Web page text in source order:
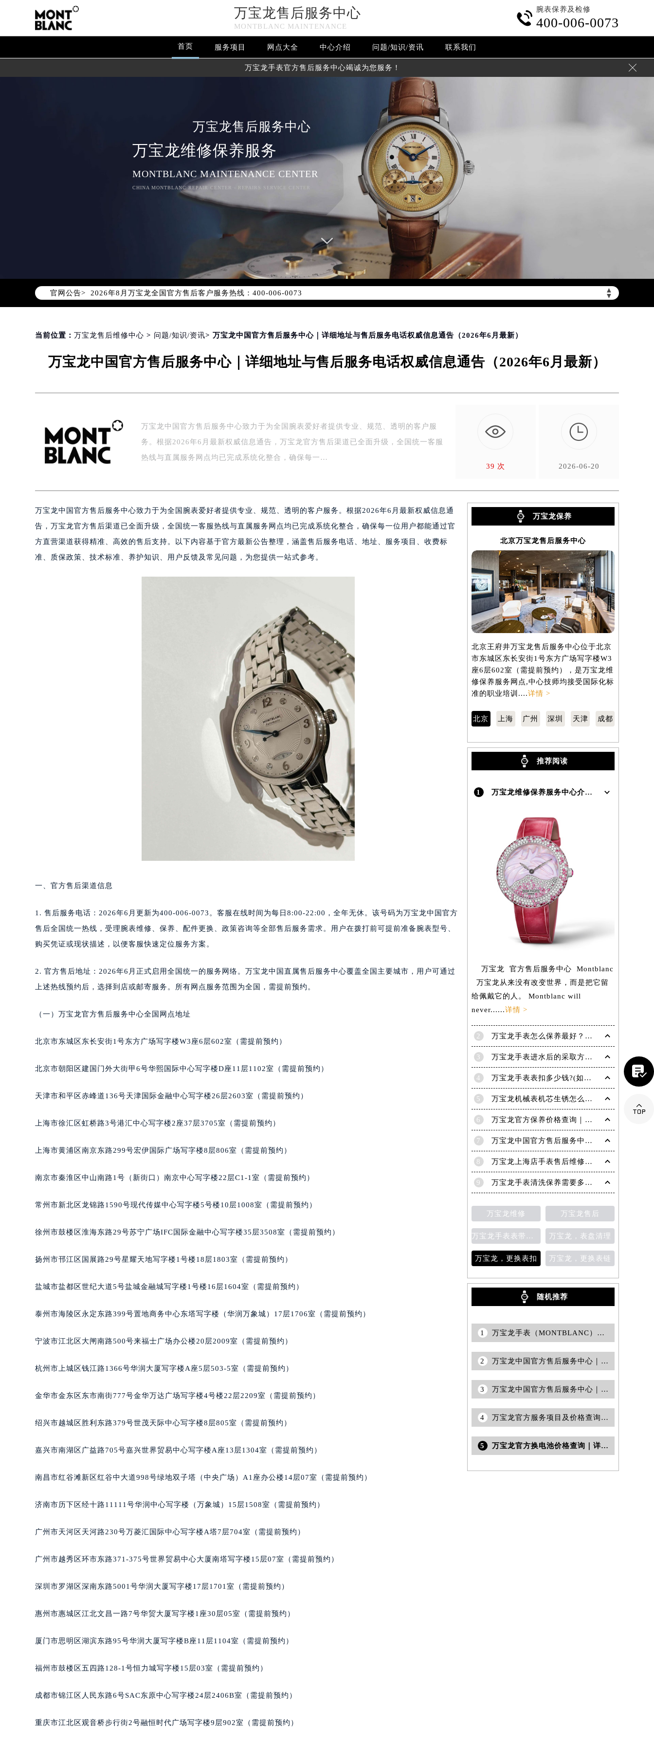
万宝龙售后服务中心
MONTBLANC MAINTENANCE

腕表保养及检修
400-006-0073
首页 服务项目 网点大全 中心介绍 问题/知识/资讯 联系我们
万宝龙手表官方售后服务中心竭诚为您服务！ 
万宝龙售后服务中心
万宝龙维修保养服务
MONTBLANC MAINTENANCE CENTER
CHINA MONTBLANC REPAIR CENTER - REPAIRS SERVICE CENTER
官网公告> ▲
▼
2026年8月万宝龙中国区售后服务网络优化升级公告
2026年8月万宝龙全国官方售后客户服务热线：400-006-0073
万宝龙官方全国统一服务热线400-006-0073，服务覆盖中国大陆、香港、澳门、台湾全部区域（非大陆需加拨“+86”）
2026年8月万宝龙售后服务中心最新网点地址：
北京市东城区东长安街1号东方广场写字楼W3座6层602室（需提前预约）
上海市徐汇区虹桥路3号港汇中心写字楼2座37层3705室（需提前预约）
扬州市邗江区国展路29号星耀天地写字楼1号楼18层1803室（需提前预约）
盐城市盐都区世纪大道5号盐城金融城写字楼1号楼16层1604室（需提前预约）
泰州市海陵区永定东路399号置地商务中心东塔写字楼（华润万象城）17层1706室（需提前预约）
绍兴市越城区胜利东路379号世茂天际中心写字楼8层805室（需提前预约）
嘉兴市南湖区广益路705号嘉兴世界贸易中心写字楼A座13层1304室（需提前预约）
南昌市红谷滩新区红谷中大道998号绿地双子塔（中央广场）A1座办公楼14层07室（需提前预约）
济南市历下区经十路11111号华润中心写字楼（万象城）15层1508室（需提前预约）
广州市越秀区环市东路371-375号世界贸易中心大厦南塔写字楼15层07室（需提前预约）
惠州市惠城区江北文昌一路7号华贸大厦写字楼1座30层05室（需提前预约）
厦门市思明区湖滨东路95号华润大厦写字楼B座11层1104室（需提前预约）
福州市鼓楼区五四路128-1号恒力城写字楼15层03室（需提前预约）
成都市锦江区人民东路6号SAC东原中心写字楼24层2406B室（需提前预约）
重庆市江北区观音桥步行街2号融恒时代广场写字楼9层902室（需提前预约）
长沙市芙蓉区定王台街道建湘路393号世茂环球金融中心写字楼（芙蓉广场）10层13室（需提前预约）
郑州市二七区铭功路10号华润大厦写字楼29层2905室（需提前预约）
太原市迎泽区解放路15号亨得利名表服务中心（品牌授权店）3层整层（需提前预约）
沈阳市沈河区中街路137号亨得利名表服务中心（品牌授权店）1层整层（需提前预约）
沈阳市沈河区中街路83号亨得利名表服务中心（品牌授权店）1层整层（需提前预约）
乌鲁木齐市天山区红山路26号时代广场（CCMALL）C座17层17-B（需提前预约）
温州市鹿城区锦绣路1067号置信广场10层1015室（需提前预约）
哈尔滨市道里区友谊西路600号富力中心T2座写字楼29层03室（需提前预约）
大连市中山区人民路15号国际金融大厦7层G室（需提前预约）
佛山市禅城区季华五路57号万科金融中心C座12层1205室（需提前预约）
东莞市东城街道鸿福东路1号民盈国贸中心T1写字楼9层907室（需提前预约）
无锡市梁溪区人民中路139号恒隆广场写字楼1座11层1104室（需提前预约）
南通市崇川区工农路57号圆融广场写字楼16层1603室（需提前预约）
苏州市苏州工业园区星港街199号苏州中心办公楼C座22层08室（需提前预约）
烟台市芝罘区胜利路139号万达金融中心A座907室（需提前预约）
长春市朝阳区西安大路727号中银大厦A座(旺进大厦)18层09室（需提前预约）
昆明市盘龙区北京路928号同德昆明广场写字楼10层06室（需提前预约）
石家庄市长安区中山东路39号勒泰中心写字楼B座13层07室（需提前预约）
海口市龙华区金贸东路5号海口华润大厦B座17层1707室（需提前预约）
台州市椒江区东海大道1800号腾达中心东1幢20楼2002室（需提前预约）
甘肃省兰州市七里河区西津西路16号兰州中心写字楼21层2102室（需提前预约）
黑龙江省大庆市萨尔图区会战大街万宝龙售后服务中心（需提前预约）
黑龙江省黑河市爱辉区中央街万宝龙售后服务中心（需提前预约）
黑龙江省佳木斯市向阳区长安路万宝龙售后服务中心（需提前预约）
黑龙江省七台河市桃山区大同街万宝龙售后服务中心（需提前预约）
黑龙江省双鸭山市尖山区新兴大街万宝龙售后服务中心（需提前预约）
黑龙江省伊春市伊美区通河路万宝龙售后服务中心（需提前预约）
吉林省白山市浑江区浑江大街万宝龙售后服务中心（需提前预约）
吉林省辽源市龙山区人民大街万宝龙售后服务中心（需提前预约）
吉林省四平市铁东区紫气大路与南九经街交汇处万宝龙售后服务中心（需提前预约）
吉林省通化市东昌区环通乡江南大街万宝龙售后服务中心（需提前预约）
辽宁省鞍山市铁东区站前街万宝龙售后服务中心（需提前预约）
辽宁省朝阳市双塔区新华路万宝龙售后服务中心（需提前预约）
辽宁省抚顺市新抚区东一路万宝龙售后服务中心（需提前预约）
辽宁省葫芦岛市连山区中央路万宝龙售后服务中心（需提前预约）
辽宁省辽阳市白塔区新运大街万宝龙售后服务中心（需提前预约）
辽宁省铁岭市银州区南马路万宝龙售后服务中心（需提前预约）
辽宁省沈阳市沈河区中街路137号亨得利名表维修授权店1楼万宝龙售后服务中心（需提前预约）
北京市朝阳区建国门外大街甲6号华熙国际中心D座11层1102室万宝龙售后服务中心（北京总部）（需提前预约）
河北省保定市竞秀区朝阳北大街北国先天下万宝龙售后服务中心（需提前预约）
内蒙古自治区巴彦淖尔市临河区新华街万宝龙售后服务中心（需提前预约）
内蒙古自治区赤峰市红山区哈达街万宝龙售后服务中心（需提前预约）
内蒙古自治区呼伦贝尔市海拉尔区中央街万宝龙售后服务中心（需提前预约）
内蒙古自治区乌海市海勃湾区人民南路万宝龙售后服务中心（需提前预约）
内蒙古自治区锡林郭勒盟市锡林浩特市光明街与额尔敦路交叉口万宝龙售后服务中心（需提前预约）
当前位置： 万宝龙售后维修中心 > 问题/知识/资讯> 万宝龙中国官方售后服务中心｜详细地址与售后服务电话权威信息通告（2026年6月最新）
万宝龙中国官方售后服务中心｜详细地址与售后服务电话权威信息通告（2026年6月最新）
万宝龙中国官方售后服务中心致力于为全国腕表爱好者提供专业、规范、透明的客户服
务。根据2026年6月最新权威信息通告，万宝龙官方售后渠道已全面升级，全国统一客服
热线与直属服务网点均已完成系统化整合，确保每一…
39 次

2026-06-20
万宝龙中国官方售后服务中心致力于为全国腕表爱好者提供专业、规范、透明的客户服务。根据2026年6月最新权威信息通
告，万宝龙官方售后渠道已全面升级，全国统一客服热线与直属服务网点均已完成系统化整合，确保每一位用户都能通过官
方直营渠道获得精准、高效的售后支持。以下内容基于官方最新公告整理，涵盖售后服务电话、地址、服务项目、收费标
准、质保政策、技术标准、养护知识、用户反馈及常见问题，为您提供一站式参考。
一、官方售后渠道信息
1. 售后服务电话：2026年6月更新为400-006-0073。客服在线时间为每日8:00-22:00，全年无休。该号码为万宝龙中国官方
售后全国统一热线，受理腕表维修、保养、配件更换、政策咨询等全部售后服务需求。用户在拨打前可提前准备腕表型号、
购买凭证或现状描述，以便客服快速定位服务方案。
2. 官方售后地址：2026年6月正式启用全国统一的服务网络。万宝龙中国直属售后服务中心覆盖全国主要城市，用户可通过
上述热线预约后，选择到店或邮寄服务。所有网点服务范围为全国，需提前预约。
（一）万宝龙官方售后服务中心全国网点地址
北京市东城区东长安街1号东方广场写字楼W3座6层602室（需提前预约）
北京市朝阳区建国门外大街甲6号华熙国际中心写字楼D座11层1102室（需提前预约）
天津市和平区赤峰道136号天津国际金融中心写字楼26层2603室（需提前预约）
上海市徐汇区虹桥路3号港汇中心写字楼2座37层3705室（需提前预约）
上海市黄浦区南京东路299号宏伊国际广场写字楼8层806室（需提前预约）
南京市秦淮区中山南路1号（新街口）南京中心写字楼22层C1-1室（需提前预约）
常州市新北区龙锦路1590号现代传媒中心写字楼5号楼10层1008室（需提前预约）
徐州市鼓楼区淮海东路29号苏宁广场IFC国际金融中心写字楼35层3508室（需提前预约）
扬州市邗江区国展路29号星耀天地写字楼1号楼18层1803室（需提前预约）
盐城市盐都区世纪大道5号盐城金融城写字楼1号楼16层1604室（需提前预约）
泰州市海陵区永定东路399号置地商务中心东塔写字楼（华润万象城）17层1706室（需提前预约）
宁波市江北区大闸南路500号来福士广场办公楼20层2009室（需提前预约）
杭州市上城区钱江路1366号华润大厦写字楼A座5层503-5室（需提前预约）
金华市金东区东市南街777号金华万达广场写字楼4号楼22层2209室（需提前预约）
绍兴市越城区胜利东路379号世茂天际中心写字楼8层805室（需提前预约）
嘉兴市南湖区广益路705号嘉兴世界贸易中心写字楼A座13层1304室（需提前预约）
南昌市红谷滩新区红谷中大道998号绿地双子塔（中央广场）A1座办公楼14层07室（需提前预约）
济南市历下区经十路11111号华润中心写字楼（万象城）15层1508室（需提前预约）
广州市天河区天河路230号万菱汇国际中心写字楼A塔7层704室（需提前预约）
广州市越秀区环市东路371-375号世界贸易中心大厦南塔写字楼15层07室（需提前预约）
深圳市罗湖区深南东路5001号华润大厦写字楼17层1701室（需提前预约）
惠州市惠城区江北文昌一路7号华贸大厦写字楼1座30层05室（需提前预约）
厦门市思明区湖滨东路95号华润大厦写字楼B座11层1104室（需提前预约）
福州市鼓楼区五四路128-1号恒力城写字楼15层03室（需提前预约）
成都市锦江区人民东路6号SAC东原中心写字楼24层2406B室（需提前预约）
重庆市江北区观音桥步行街2号融恒时代广场写字楼9层902室（需提前预约）
万宝龙保养
北京万宝龙售后服务中心
北京王府井万宝龙售后服务中心位于北京
市东城区东长安街1号东方广场写字楼W3
座6层602室（需提前预约），是万宝龙维
修保养服务网点,中心技师均接受国际化标
准的职业培训....详情 >
北京 上海 广州 深圳 天津 成都
推荐阅读
1 万宝龙维修保养服务中心介绍 | Montblanc
万宝龙 官方售后服务中心 Montblanc
万宝龙从来没有改变世界，而是把它留
给佩戴它的人。 Montblanc will
never......详情 >
2 万宝龙手表怎么保养最好？（保养方法）
3 万宝龙手表进水后的采取方法！
4 万宝龙手表表扣多少钱?(如何选择适合自己的表扣呢?)
5 万宝龙机械表机芯生锈怎么修复
6 万宝龙官方保养价格查询｜权威信息公示（2026年6月最新）
7 万宝龙中国官方售后服务中心｜服务电话及24小时详细地址权威信息通知（2026年7月最新）
8 万宝龙上海店手表售后维修保养服务权威公示（2026年7月最新）
9 万宝龙手表清洗保养需要多久？
万宝龙维修 万宝龙售后
万宝龙手表表带变色 万宝龙，表盘清理
万宝龙，更换表扣 万宝龙，更换表链
随机推荐
1 万宝龙手表（MONTBLANC）保养常识！
2 万宝龙中国官方售后服务中心｜网点地址及售后热线权威信息声明（2026年6月最新）
3 万宝龙中国官方售后服务中心｜最新电话和官方售后热线权威信息公告（2026年7月最新）
4 万宝龙官方服务项目及价格查询｜服务热线及办公地址权威信息通告（2026年7月最新）
5 万宝龙官方换电池价格查询｜详细地址与客服电话权威信息公告（2026年6月最新）

